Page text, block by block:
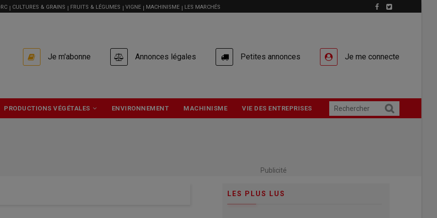
CULTURES & GRAINS FRUITS & LÉGUMES VIGNE MACHINISME LES MARCHÉS
USER
ACCOUNT
MENU
Je m'abonne Annonces légales Petites annonces Je me connecte
PRODUCTIONS VÉGÉTALES ENVIRONNEMENT MACHINISME VIE DES ENTREPRISES
Publicité
LES PLUS LUS